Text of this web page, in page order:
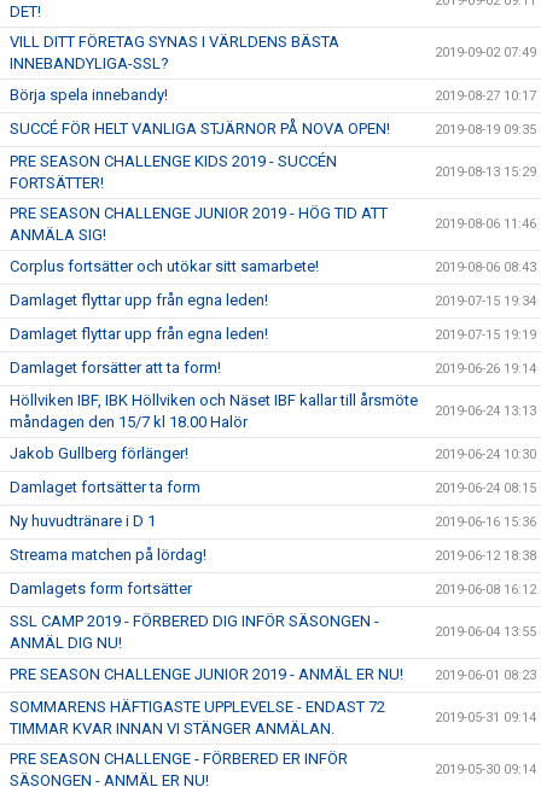
DET!
VILL DITT FÖRETAG SYNAS I VÄRLDENS BÄSTA
INNEBANDYLIGA-SSL?
2019-09-02 07:49
Börja spela innebandy! 2019-08-27 10:17
SUCCÉ FÖR HELT VANLIGA STJÄRNOR PÅ NOVA OPEN! 2019-08-19 09:35
PRE SEASON CHALLENGE KIDS 2019 - SUCCÉN
FORTSÄTTER!
2019-08-13 15:29
PRE SEASON CHALLENGE JUNIOR 2019 - HÖG TID ATT
ANMÄLA SIG!
2019-08-06 11:46
Corplus fortsätter och utökar sitt samarbete! 2019-08-06 08:43
Damlaget flyttar upp från egna leden! 2019-07-15 19:34
Damlaget flyttar upp från egna leden! 2019-07-15 19:19
Damlaget forsätter att ta form! 2019-06-26 19:14
Höllviken IBF, IBK Höllviken och Näset IBF kallar till årsmöte
måndagen den 15/7 kl 18.00 Halör
2019-06-24 13:13
Jakob Gullberg förlänger! 2019-06-24 10:30
Damlaget fortsätter ta form 2019-06-24 08:15
Ny huvudtränare i D 1 2019-06-16 15:36
Streama matchen på lördag! 2019-06-12 18:38
Damlagets form fortsätter 2019-06-08 16:12
SSL CAMP 2019 - FÖRBERED DIG INFÖR SÄSONGEN -
ANMÄL DIG NU!
2019-06-04 13:55
PRE SEASON CHALLENGE JUNIOR 2019 - ANMÄL ER NU! 2019-06-01 08:23
SOMMARENS HÄFTIGASTE UPPLEVELSE - ENDAST 72
TIMMAR KVAR INNAN VI STÄNGER ANMÄLAN.
2019-05-31 09:14
PRE SEASON CHALLENGE - FÖRBERED ER INFÖR
SÄSONGEN - ANMÄL ER NU!
2019-05-30 09:14